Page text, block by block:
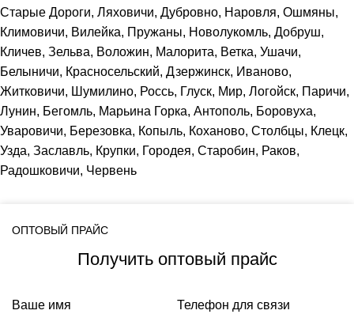
Старые Дороги, Ляховичи, Дубровно, Наровля, Ошмяны,
Климовичи, Вилейка, Пружаны, Новолукомль, Добруш,
Кличев, Зельва, Воложин, Малорита, Ветка, Ушачи,
Белыничи, Красносельский, Дзержинск, Иваново,
Житковичи, Шумилино, Россь, Глуск, Мир, Логойск, Паричи,
Лунин, Бегомль, Марьина Горка, Антополь, Боровуха,
Уваровичи, Березовка, Копыль, Коханово, Столбцы, Клецк,
Узда, Заславль, Крупки, Городея, Старобин, Раков,
Радошковичи, Червень
ОПТОВЫЙ ПРАЙС
Получить оптовый прайс
Ваше имя Телефон для связи